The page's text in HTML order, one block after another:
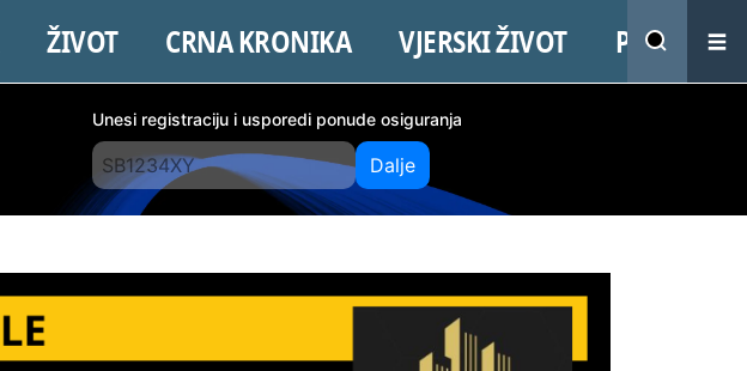
ŽIVOT CRNA KRONIKA VJERSKI ŽIVOT PROMO
Unesi registraciju i usporedi ponude osiguranja
Dalje